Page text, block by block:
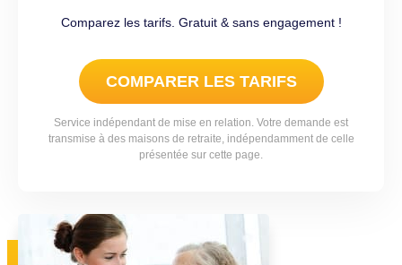
Comparez les tarifs. Gratuit & sans engagement !
COMPARER LES TARIFS
Service indépendant de mise en relation. Votre demande est
transmise à des maisons de retraite, indépendamment de celle
présentée sur cette page.